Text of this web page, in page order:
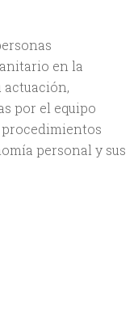
en la
por el equipo
personal y sus